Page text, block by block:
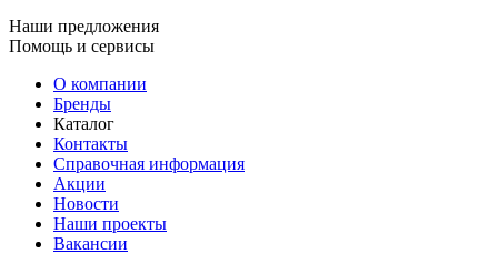
Наши предложения
Помощь и сервисы
О компании
Бренды
Каталог
Контакты
Справочная информация
Акции
Новости
Наши проекты
Вакансии